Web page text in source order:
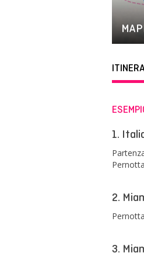
1.
2.
3.